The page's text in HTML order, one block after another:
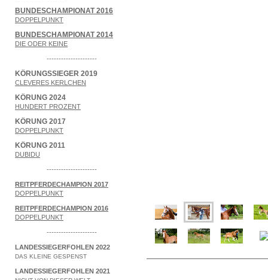
BUNDESCHAMPIONAT 2016
DOPPELPUNKT
BUNDESCHAMPIONAT 2014
DIE ODER KEINE
---------------------
KÖRUNGSSIEGER 2019
CLEVERES KERLCHEN
KÖRUNG 2024
HUNDERT PROZENT
KÖRUNG 2017
DOPPELPUNKT
KÖRUNG 2011
DUBIDU
---------------------
REITPFERDECHAMPION 2017
DOPPELPUNKT
REITPFERDECHAMPION 2016
DOPPELPUNKT
---------------------
LANDESSIEGERFOHLEN 2022
DAS KLEINE GESPENST
LANDESSIEGERFOHLEN 2021